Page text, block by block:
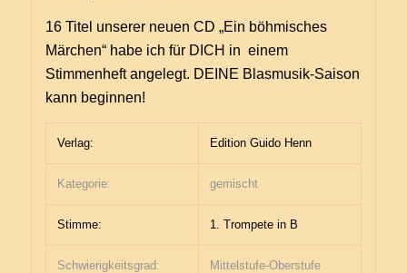
16 Titel unserer neuen CD „Ein böhmisches
Märchen“ habe ich für DICH in einem
Stimmenheft angelegt. DEINE Blasmusik-Saison
kann beginnen!
Verlag: Edition Guido Henn
Kategorie: gemischt
Stimme: 1. Trompete in B
Schwierigkeitsgrad: Mittelstufe-Oberstufe